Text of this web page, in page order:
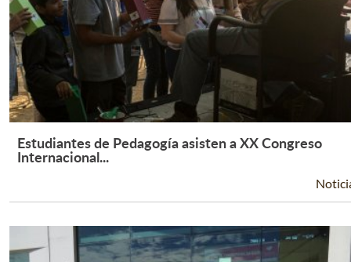
Leer Más +
Estudiantes de Pedagogía asisten a XX Congreso
Internacional...